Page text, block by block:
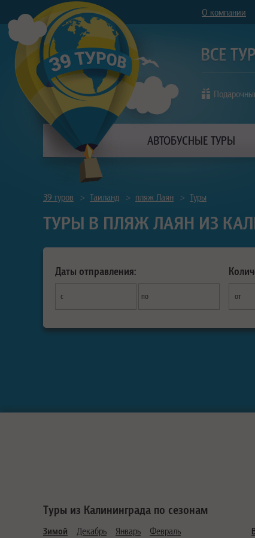
О компании
АВТОБУСНЫЕ ТУРЫ
39 туров > Таиланд > пляж Лаян > Туры
ТУРЫ В ПЛЯЖ ЛАЯН ИЗ
Даты отправления:
с по от
Туры из Калининграда по сезонам
Зимой Декабрь Январь Февраль